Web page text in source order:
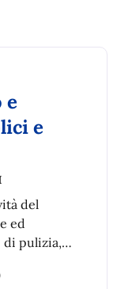
e
e
del
ed
di pulizia,
e/o